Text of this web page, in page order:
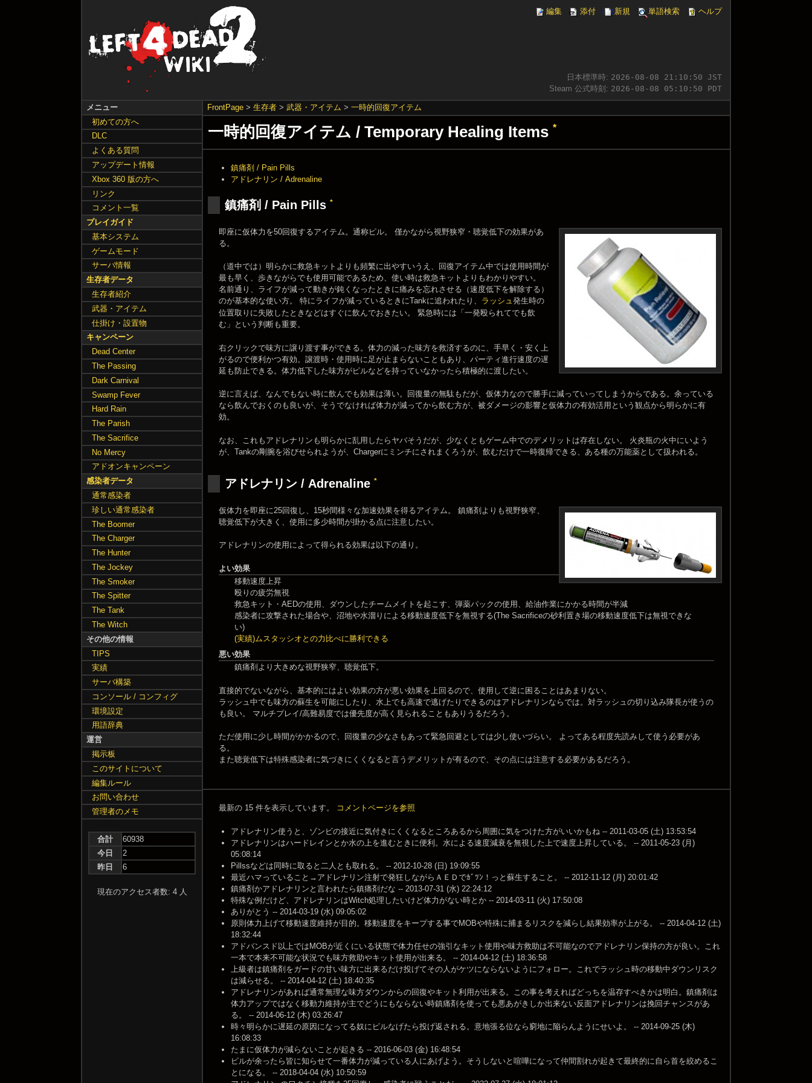
編集 添付 新規 単語検索 ヘルプ
日本標準時: 2026-08-08 21:10:51 JST
Steam 公式時刻: 2026-08-08 05:10:51 PDT
FrontPage> 生存者> 武器・アイテム > 一時的回復アイテム
一時的回復アイテム / Temporary Healing Items*
鎮痛剤 / Pain Pills
アドレナリン / Adrenaline
鎮痛剤 / Pain Pills *
即座に仮体力を50回復するアイテム。通称ピル。 僅かながら視野狭窄・聴覚低下の効果があ
る。
（道中では）明らかに救急キットよりも頻繁に出やすいうえ、回復アイテム中では使用時間が
最も早く、歩きながらでも使用可能であるため、使い時は救急キットよりもわかりやすい。
名前通り、ライフが減って動きが鈍くなったときに痛みを忘れさせる（速度低下を解除する）
のが基本的な使い方。 特にライフが減っているときにTankに追われたり、 ラッシュ発生時の
位置取りに失敗したときなどはすぐに飲んでおきたい。 緊急時には「一発殴られてでも飲
む」という判断も重要。
右クリックで味方に譲り渡す事ができる。体力の減った味方を救済するのに、手早く・安く上
がるので便利かつ有効。譲渡時・使用時に足が止まらないこともあり、パーティ進行速度の遅
延も防止できる。体力低下した味方がピルなどを持っていなかったら積極的に渡したい。
逆に言えば、なんでもない時に飲んでも効果は薄い。回復量の無駄もだが、仮体力なので勝手に減っていってしまうからである。余っている
なら飲んでおくのも良いが、そうでなければ体力が減ってから飲む方が、被ダメージの影響と仮体力の有効活用という観点から明らかに有
効。
なお、これもアドレナリンも明らかに乱用したらヤバそうだが、少なくともゲーム中でのデメリットは存在しない。 火炎瓶の火中にいよう
が、Tankの剛腕を浴びせられようが、Chargerにミンチにされまくろうが、飲むだけで一時復帰できる、ある種の万能薬として扱われる。
アドレナリン / Adrenaline *
仮体力を即座に25回復し、15秒間様々な加速効果を得るアイテム。 鎮痛剤よりも視野狭窄、
聴覚低下が大きく、使用に多少時間が掛かる点に注意したい。
アドレナリンの使用によって得られる効果は以下の通り。
よい効果
移動速度上昇
殴りの疲労無視
救急キット・AEDの使用、ダウンしたチームメイトを起こす、弾薬パックの使用、給油作業にかかる時間が半減
感染者に攻撃された場合や、沼地や水溜りによる移動速度低下を無視する(The Sacrificeの砂利置き場の移動速度低下は無視できな
い)
(実績)ムスタッシオとの力比べに勝利できる
悪い効果
鎮痛剤より大きめな視野狭窄、聴覚低下。
直接的でないながら、基本的にはよい効果の方が悪い効果を上回るので、使用して逆に困ることはあまりない。
ラッシュ中でも味方の蘇生を可能にしたり、水上でも高速で逃げたりできるのはアドレナリンならでは。対ラッシュの切り込み隊長が使うの
も良い。 マルチプレイ/高難易度では優先度が高く見られることもありうるだろう。
ただ使用に少し時間がかかるので、回復量の少なさもあって緊急回避としては少し使いづらい。 よってある程度先読みして使う必要があ
る。
また聴覚低下は特殊感染者に気づきにくくなると言うデメリットが有るので、その点には注意する必要があるだろう。
最新の 15 件を表示しています。 コメントページを参照
アドレナリン使うと、ゾンビの接近に気付きにくくなるところあるから周囲に気をつけた方がいいかもね -- 2011-03-05 (土) 13:53:54
アドレナリンはハードレインとか水の上を進むときに便利。水による速度減衰を無視した上で速度上昇している。 -- 2011-05-23 (月)
05:08:14
Pillssなどは同時に取ると二人とも取れる。 -- 2012-10-28 (日) 19:09:55
最近ハマっていること→アドレナリン注射で発狂しながらＡＥＤでｶﾞﾂﾝ！っと蘇生すること。 -- 2012-11-12 (月) 20:01:42
鎮痛剤かアドレナリンと言われたら鎮痛剤だな -- 2013-07-31 (水) 22:24:12
特殊な例だけど、アドレナリンはWitch処理したいけど体力がない時とか -- 2014-03-11 (火) 17:50:08
ありがとう -- 2014-03-19 (水) 09:05:02
原則体力上げて移動速度維持が目的。移動速度をキープする事でMOBや特殊に捕まるリスクを減らし結果効率が上がる。 -- 2014-04-12 (土)
18:32:44
アドバンスド以上ではMOBが近くにいる状態で体力任せの強引なキット使用や味方救助は不可能なのでアドレナリン保持の方が良い。これ
一本で本来不可能な状況でも味方救助やキット使用が出来る。 -- 2014-04-12 (土) 18:36:58
上級者は鎮痛剤をガードの甘い味方に出来るだけ投げてその人がケツにならないようにフォロー。これでラッシュ時の移動中ダウンリスク
は減らせる。 -- 2014-04-12 (土) 18:40:35
アドレナリンがあれば通常無理な味方ダウンからの回復やキット利用が出来る。この事を考えればどっちを温存すべきかは明白。鎮痛剤は
体力アップではなく移動力維持が主でどうにもならない時鎮痛剤を使っても悪あがきしか出来ない反面アドレナリンは挽回チャンスがあ
る。 -- 2014-06-12 (木) 03:26:47
時々明らかに遅延の原因になってる奴にピルなげたら投げ返される。意地張る位なら窮地に陥らんようにせいよ。 -- 2014-09-25 (木)
16:08:33
たまに仮体力が減らないことが起きる -- 2016-06-03 (金) 16:48:54
ピルが余ったら皆に知らせて一番体力が減っている人にあげよう。そうしないと喧嘩になって仲間割れが起きて最終的に自ら首を絞めるこ
とになる。 -- 2018-04-04 (水) 10:50:59
メニュー
初めての方へ
DLC
よくある質問
アップデート情報
Xbox 360 版の方へ
リンク
コメント一覧
プレイガイド
基本システム
ゲームモード
サーバ情報
生存者データ
生存者紹介
武器・アイテム
仕掛け・設置物
キャンペーン
Dead Center
The Passing
Dark Carnival
Swamp Fever
Hard Rain
The Parish
The Sacrifice
No Mercy
アドオンキャンペーン
感染者データ
通常感染者
珍しい通常感染者
The Boomer
The Charger
The Hunter
The Jockey
The Smoker
The Spitter
The Tank
The Witch
その他の情報
TIPS
実績
サーバ構築
コンソール / コンフィグ
環境設定
用語辞典
運営
掲示板
このサイトについて
編集ルール
お問い合わせ
管理者のメモ
合計
60938
今日
2
昨日
6
現在のアクセス者数: 4 人